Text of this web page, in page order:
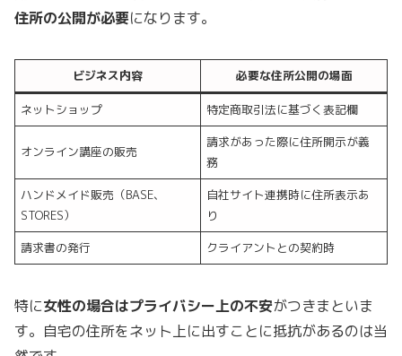
住所の公開が必要になります。
ビジネス内容 必要な住所公開の場面
ネットショップ 特定商取引法に基づく表記欄
オンライン講座の販売
請求があった際に住所開示が義
務
ハンドメイド販売（BASE、
STORES）
自社サイト連携時に住所表示あ
り
請求書の発行
クライアントとの契約時
特に女性の場合はプライバシー上の不安がつきまといま
す。自宅の住所をネット上に出すことに抵抗があるのは当